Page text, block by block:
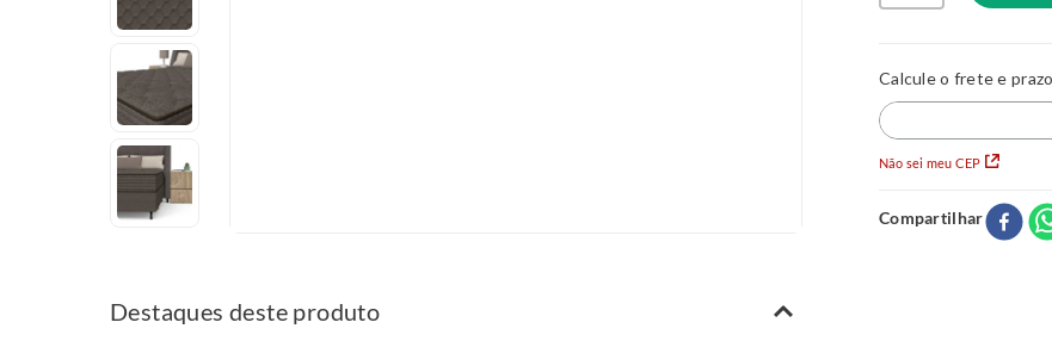
Destaques deste produto
Não sei meu CEP
Compartilhar